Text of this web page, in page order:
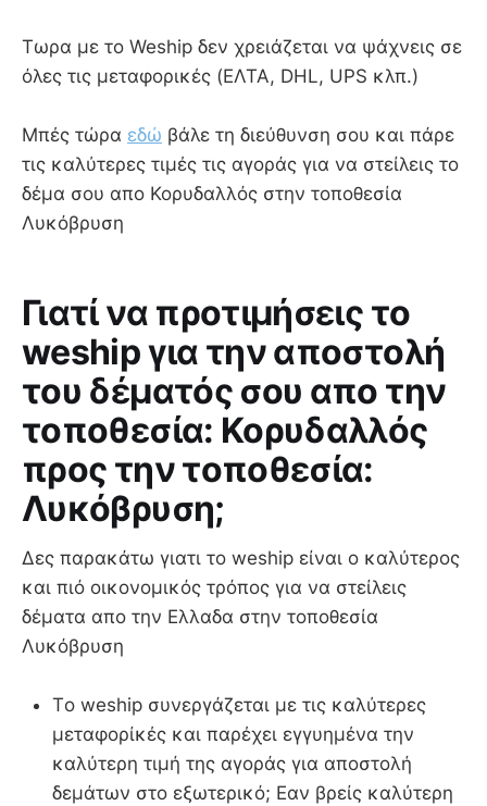
Τωρα με το Weship δεν χρειάζεται να ψάχνεις σε
όλες τις μεταφορικές (ΕΛΤΑ, DHL, UPS κλπ.)
Μπές τώρα εδώ βάλε τη διεύθυνση σου και πάρε
τις καλύτερες τιμές τις αγοράς για να στείλεις το
δέμα σου απο Κορυδαλλός στην τοποθεσία
Λυκόβρυση
Γιατί να προτιμήσεις το
weship για την αποστολή
του δέματός σου απο την
τοποθεσία: Κορυδαλλός
προς την τοποθεσία:
Λυκόβρυση;
Δες παρακάτω γιατι το weship είναι ο καλύτερος
και πιό οικονομικός τρόπος για να στείλεις
δέματα απο την Ελλαδα στην τοποθεσία
Λυκόβρυση
Τo weship συνεργάζεται με τις καλύτερες
μεταφορίκές και παρέχει εγγυημένα την
καλύτερη τιμή της αγοράς για αποστολή
δεμάτων στο εξωτερικό; Εαν βρείς καλύτερη